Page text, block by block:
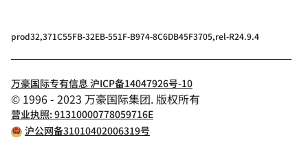
prod32,371C55FB-32EB-551F-B974-8C6DB45F3705,rel-R24.9.4
万豪国际专有信息 沪ICP备14047926号-10
© 1996 - 2023 万豪国际集团. 版权所有
营业执照: 91310000778059716E
沪公网备31010402006319号